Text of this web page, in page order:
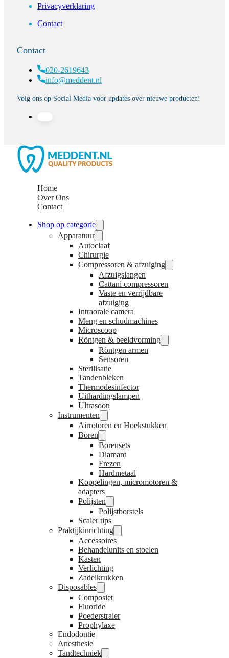
Privacyverklaring
Contact
Contact
020-2619643
info@meddent.nl
Volg ons op Social Media voor updates over nieuwe producten!
Home
Over Ons
Contact
Shop op categorie
Apparatuur
Autoclaaf
Chirurgie
Compressoren & afzuiging
Afzuigslangen
Cattani compressoren
Vaste en verrijdbare
afzuiging
Intraorale camera
Meng en schudmachines
Microscoop
Röntgen & beeldvorming
Röntgen armen
Sensoren
Sterilisatie
Tandenbleken
Thermodesinfector
Uithardingslampen
Ultrasoon
Instrumenten
Airrotoren en Hoekstukken
Boren
Borensets
Diamant
Frezen
Hardmetaal
Koppelingen, micromotoren &
adapters
Polijsten
Polijstborstels
Scaler tips
Praktijkinrichting
Accessoires
Behandelunits en stoelen
Kasten
Verlichting
Zadelkrukken
Disposables
Composiet
Fluoride
Poederstraler
Prophylaxe
Endodontie
Anesthesie
Tandtechniek